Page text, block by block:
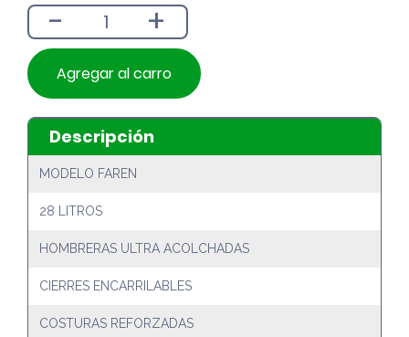
$29.990.
$26.990.
- +
Agregar al carro
Descripción
MODELO FAREN
28 LITROS
HOMBRERAS ULTRA ACOLCHADAS
CIERRES ENCARRILABLES
COSTURAS REFORZADAS